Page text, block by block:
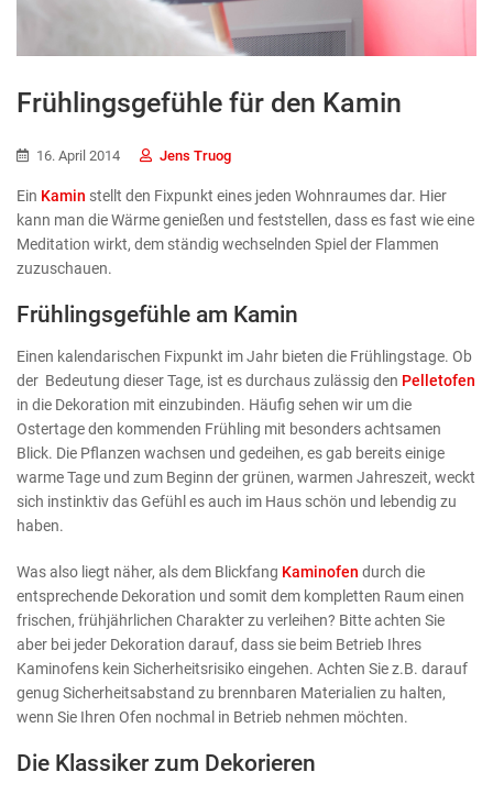
Frühlingsgefühle für den Kamin
16. April 2014 Jens Truog
Ein Kamin stellt den Fixpunkt eines jeden Wohnraumes dar. Hier
kann man die Wärme genießen und feststellen, dass es fast wie eine
Meditation wirkt, dem ständig wechselnden Spiel der Flammen
zuzuschauen.
Frühlingsgefühle am Kamin
Einen kalendarischen Fixpunkt im Jahr bieten die Frühlingstage. Ob
der Bedeutung dieser Tage, ist es durchaus zulässig den Pelletofen
in die Dekoration mit einzubinden. Häufig sehen wir um die
Ostertage den kommenden Frühling mit besonders achtsamen
Blick. Die Pflanzen wachsen und gedeihen, es gab bereits einige
warme Tage und zum Beginn der grünen, warmen Jahreszeit, weckt
sich instinktiv das Gefühl es auch im Haus schön und lebendig zu
haben.
Was also liegt näher, als dem Blickfang Kaminofen durch die
entsprechende Dekoration und somit dem kompletten Raum einen
frischen, frühjährlichen Charakter zu verleihen? Bitte achten Sie
aber bei jeder Dekoration darauf, dass sie beim Betrieb Ihres
Kaminofens kein Sicherheitsrisiko eingehen. Achten Sie z.B. darauf
genug Sicherheitsabstand zu brennbaren Materialien zu halten,
wenn Sie Ihren Ofen nochmal in Betrieb nehmen möchten.
Die Klassiker zum Dekorieren